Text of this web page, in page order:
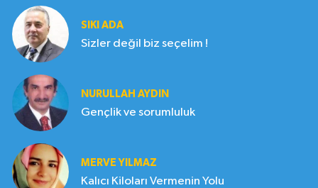
SIKI ADA
Sizler değil biz seçelim !
NURULLAH AYDIN
Gençlik ve sorumluluk
MERVE YILMAZ
Kalıcı Kiloları Vermenin Yolu